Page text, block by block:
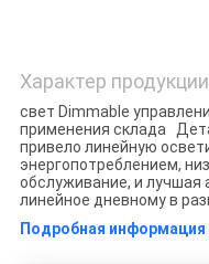
Характер продукции
свет Dimmable
применения склада
привело линейную
энергопотреблением,
обслуживание, и лучшая
линейное дневному в
Подробная информация